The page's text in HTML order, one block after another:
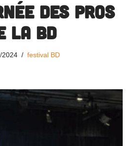
des pros
la BD
2024 festival BD